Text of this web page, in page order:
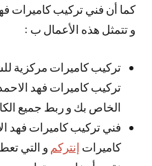
كما أن فني تركيب كاميرات
و تتمثل هذه الأعمال ب :
تركيب كاميرات مركزية
تركيب كاميرات فهد
الخاص بك و ربط جميع
فني تركيب كاميرات فهد
كاميرات إنتركم و التي